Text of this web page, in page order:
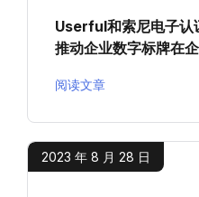
Userful和索尼电子认
推动企业数字标牌在
阅读文章
2023 年 8 月 28 日